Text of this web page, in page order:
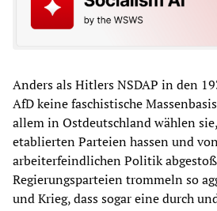
Anders als Hitlers NSDAP in den
AfD keine faschistische
allem in Ostdeutschland wählen
etablierten Parteien hassen und
arbeiterfeindlichen Politik
Regierungsparteien trommeln so
und Krieg, dass sogar eine durch